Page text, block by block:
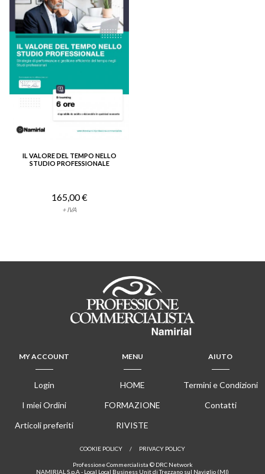
VEDI DETTAGLIO
IL VALORE DEL TEMPO NELLO
STUDIO PROFESSIONALE
165,00 €
+ IVA
MY ACCOUNT
Login
I miei Ordini
Articoli preferiti
MENU
HOME
FORMAZIONE
RIVISTE
AIUTO
Termini e Condizioni
Contatti
COOKIE POLICY / PRIVACY POLICY
Professione Commercialista © DRC Network
NAMIRIAL S.p.A - Local Local Business Unit di Trezzano sul Naviglio (MI)